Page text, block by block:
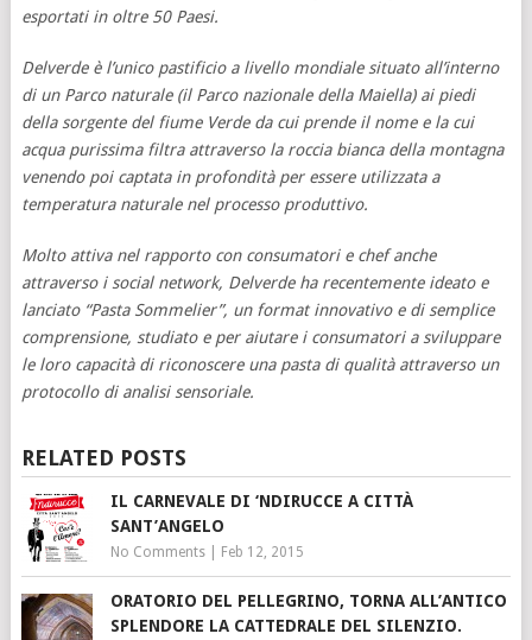
esportati in oltre 50 Paesi.
Delverde è l’unico pastificio a livello mondiale situato all’interno
di un Parco naturale (il Parco nazionale della Maiella) ai piedi
della sorgente del fiume Verde da cui prende il nome e la cui
acqua purissima filtra attraverso la roccia bianca della montagna
venendo poi captata in profondità per essere utilizzata a
temperatura naturale nel processo produttivo.
Molto attiva nel rapporto con consumatori e chef anche
attraverso i social network, Delverde ha recentemente ideato e
lanciato “Pasta Sommelier”, un format innovativo e di semplice
comprensione, studiato e per aiutare i consumatori a sviluppare
le loro capacità di riconoscere una pasta di qualità attraverso un
protocollo di analisi sensoriale.
RELATED POSTS
IL CARNEVALE DI ‘NDIRUCCE A CITTÀ
SANT’ANGELO
No Comments| Feb 12, 2015
ORATORIO DEL PELLEGRINO, TORNA ALL’ANTICO
SPLENDORE LA CATTEDRALE DEL SILENZIO.